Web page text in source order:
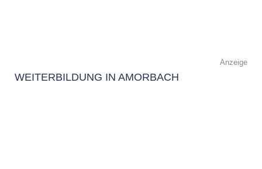
Anzeige
WEITERBILDUNG IN AMORBACH